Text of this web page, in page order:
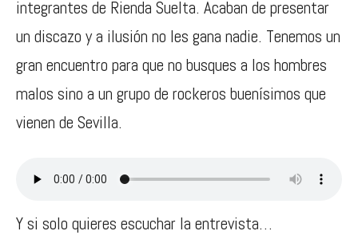
integrantes de Rienda Suelta. Acaban de presentar
un discazo y a ilusión no les gana nadie. Tenemos un
gran encuentro para que no busques a los hombres
malos sino a un grupo de rockeros buenísimos que
vienen de Sevilla.
Y si solo quieres escuchar la entrevista…